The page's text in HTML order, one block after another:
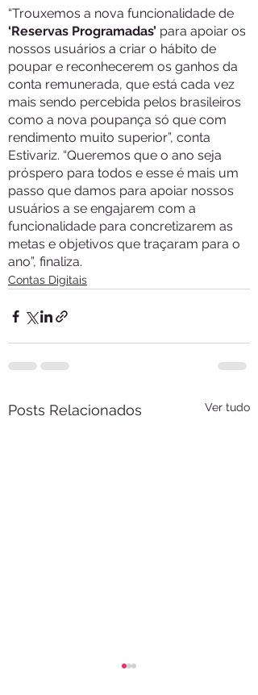
“Trouxemos a nova funcionalidade de
‘Reservas Programadas’ para apoiar os
nossos usuários a criar o hábito de
poupar e reconhecerem os ganhos da
conta remunerada, que está cada vez
mais sendo percebida pelos brasileiros
como a nova poupança só que com
rendimento muito superior”, conta
Estivariz. “Queremos que o ano seja
próspero para todos e esse é mais um
passo que damos para apoiar nossos
usuários a se engajarem com a
funcionalidade para concretizarem as
metas e objetivos que traçaram para o
ano”, finaliza.
Contas Digitais
Posts Relacionados Ver tudo